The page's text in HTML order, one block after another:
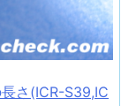
さ(ICR-S39,IC